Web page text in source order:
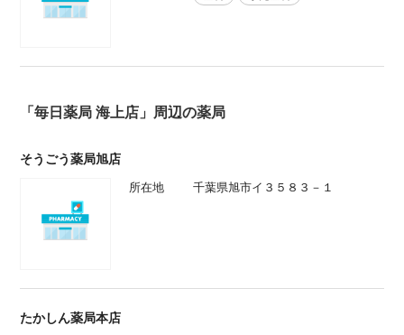
「毎日薬局 海上店」周辺の薬局
そうごう薬局旭店
所在地 千葉県旭市イ３５８３－１
たかしん薬局本店